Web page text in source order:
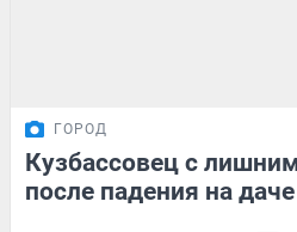
ГОРОД
Кузбассовец с
после падения на даче